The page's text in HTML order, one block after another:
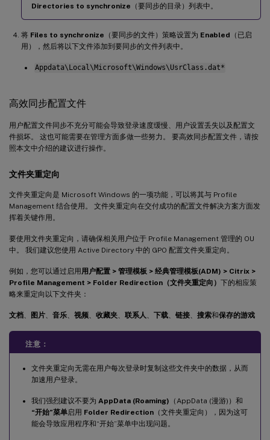
Directories to synchronize （要同步的目录）列表中。
将 Files to synchronize （要同步的文件）策略设置为 Enabled （已启
用），然后将以下文件添加到要同步的文件列表中。
Appdata\Local\Microsoft\Windows\UsrClass.dat*
高效同步配置文件
用户配置文件同步不充分可能会导致登录速度缓慢、用户设置丢失以及配置文
件损坏。 这也可能需要在管理方面多做一些努力。 要高效同步配置文件，请按
照本文中介绍的建议进行操作。
文件夹重定向
文件夹重定向是 Microsoft Windows 的一项功能，可以将其与 Profile
Management 结合使用。 文件夹重定向在交付成功的配置文件解决方案方面发
挥着关键作用。
要使用文件夹重定向，请确保相关用户位于 Profile Management 管理的 OU
中。 我们建议您使用 Active Directory 中的 GPO 配置文件夹重定向。
例如，您可以通过启用 用户配置 > 管理模板 > 经典管理模板(ADM) > Citrix >
Profile Management > Folder Redirection（文件夹重定向） 下的相应策
略来重定向以下文件夹：
文档、 图片、 音乐、 视频、 收藏夹、 联系人、 下载、 链接、 搜索和保存的游戏
注意：
文件夹重定向无需在用户每次登录时复制这些文件夹中的数据，从而
加速用户登录。
我们强烈建议不要为 AppData (Roaming) （AppData (漫游)）和
“开始”菜单启用 Folder Redirection （文件夹重定向），因为这可
能会导致应用程序和“开始”菜单中出现问题。